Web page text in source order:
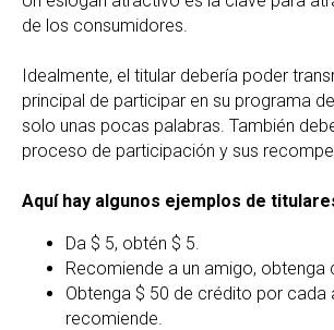
de los consumidores.
Idealmente, el titular debería poder
principal de participar en su programa
solo unas pocas palabras. También
proceso de participación y sus
Aquí hay algunos ejemplos de
Da $ 5, obtén $ 5.
Recomiende a un amigo, obtenga
Obtenga $ 50 de crédito por cada
recomiende.